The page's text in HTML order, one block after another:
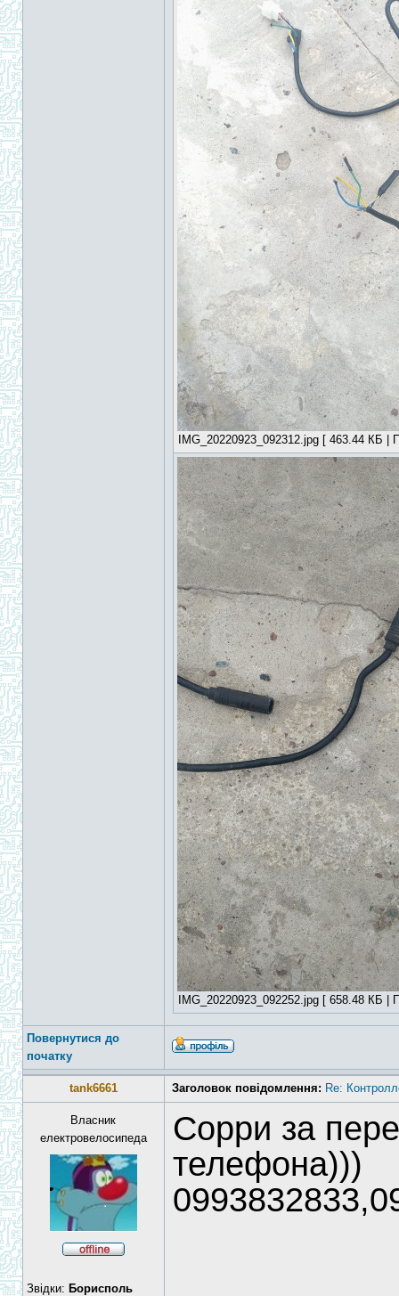
IMG_20220923_092312.jpg [ 463.44 КБ |
IMG_20220923_092252.jpg [ 658.48 КБ |
Повернутися до
початку
tank6661 Заголовок повідомлення: Re:
Власник
електровелосипеда
Звідки: Борисполь
Сорри за
телефона)))